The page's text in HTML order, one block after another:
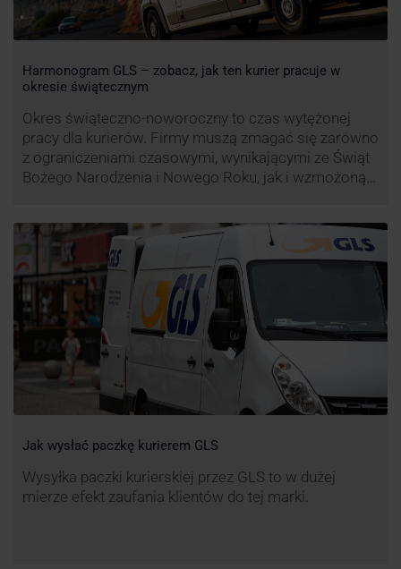
Harmonogram GLS – zobacz, jak ten kurier pracuje w
okresie świątecznym
Okres świąteczno-noworoczny to czas wytężonej
pracy dla kurierów. Firmy muszą zmagać się zarówno
z ograniczeniami czasowymi, wynikającymi ze Świąt
Bożego Narodzenia i Nowego Roku, jak i wzmożoną
firm. Zobacz harmonogram GLS na czas świąteczny!
Jak wysłać paczkę kurierem GLS
Wysyłka paczki kurierskiej przez GLS to w dużej
mierze efekt zaufania klientów do tej marki.